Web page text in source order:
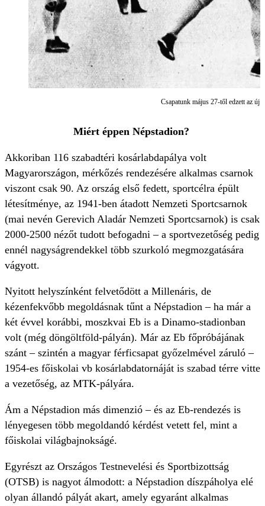
Csapatunk május 27-től edzett az új
Miért éppen Népstadion?
Akkoriban 116 szabadtéri kosárlabdapálya volt
Magyarországon, mérkőzés rendezésére alkalmas csarnok
viszont csak 90. Az ország első fedett, sportcélra épült
létesítménye, az 1941-ben átadott Nemzeti Sportcsarnok
(mai nevén Gerevich Aladár Nemzeti Sportcsarnok) is csak
2000-2500 nézőt tudott befogadni – a sportvezetőség pedig
ennél nagyságrendekkel több szurkoló megmozgatására
vágyott.
Nyitott helyszínként felvetődött a Millenáris, de
kézenfekvőbb megoldásnak tűnt a Népstadion – ha már a
két évvel korábbi, moszkvai Eb is a Dinamo-stadionban
volt (még döngöltföld-pályán). Már az Eb főpróbájának
szánt – szintén a magyar férficsapat győzelmével záruló –
1954-es főiskolai vb kosárlabdatornáját is szabad térre vitte
a vezetőség, az MTK-pályára.
Ám a Népstadion más dimenzió – és az Eb-rendezés is
lényegesen több megoldandó kérdést vetett fel, mint a
főiskolai világbajnokságé.
Egyrészt az Országos Testnevelési és Sportbizottság
(OTSB) is nagyot álmodott: a Népstadion díszpáholya elé
olyan állandó pályát akart, amely egyaránt alkalmas